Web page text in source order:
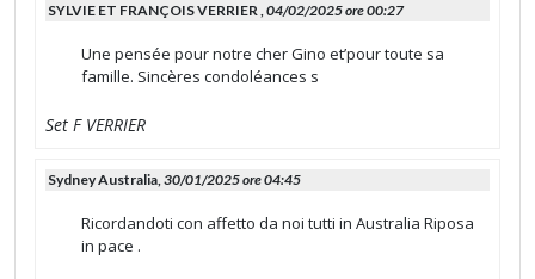
SYLVIE ET FRANÇOIS VERRIER ,04/02/2025 ore 00:27
Une pensée pour notre cher Gino et’pour toute sa
famille. Sincères condoléances s
Set F VERRIER
Sydney Australia,30/01/2025 ore 04:45
Ricordandoti con affetto da noi tutti in Australia Riposa
in pace .